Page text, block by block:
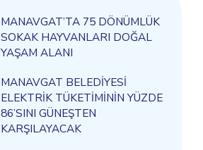
MANAVGAT’TA 75 DÖNÜMLÜK
SOKAK HAYVANLARI DOĞAL
YAŞAM ALANI
MANAVGAT BELEDİYESİ
ELEKTRİK TÜKETİMİNİN YÜZDE
86’SINI GÜNEŞTEN
KARŞILAYACAK